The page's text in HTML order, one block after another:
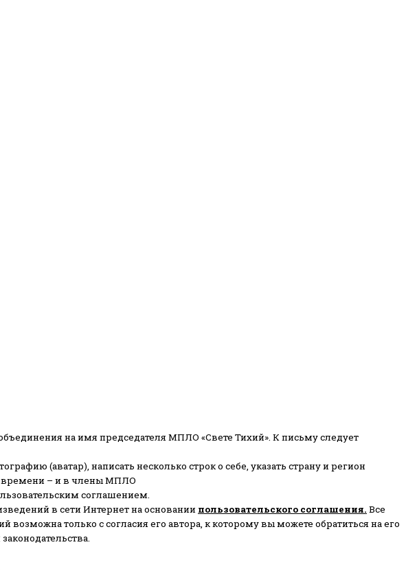
на имя председателя МПЛО «Свете Тихий». К письму следует
(аватар), написать несколько строк о себе, указать страну и регион
времени – и в члены МПЛО
соглашением.
в сети Интернет на основании пользовательского соглашения. Все
возможна только с согласия его автора, к которому вы можете обратиться на его